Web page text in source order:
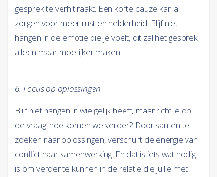
gesprek te verhit raakt. Een korte pauze kan al
zorgen voor meer rust en helderheid. Blijf niet
hangen in de emotie die je voelt, dit zal het gesprek
alleen maar moeilijker maken.
6. Focus op oplossingen
Blijf niet hangen in wie gelijk heeft, maar richt je op
de vraag: hoe komen we verder? Door samen te
zoeken naar oplossingen, verschuift de energie van
conflict naar samenwerking. En dat is iets wat nodig
is om verder te kunnen in de relatie die jullie met